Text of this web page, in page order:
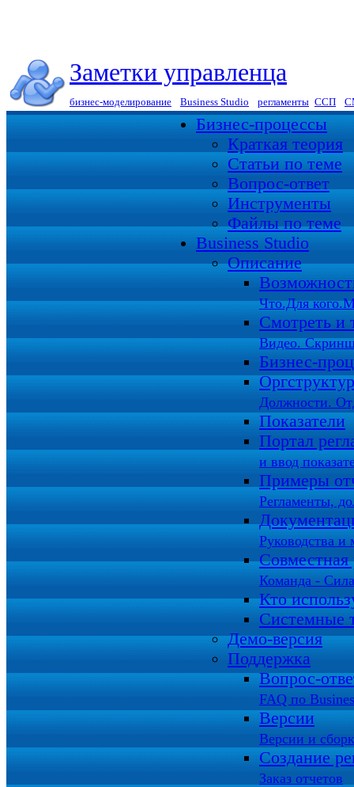
Заметки управленца
бизнес-моделирование Business Studio регламенты ССП
Бизнес-процессы
Краткая теория
Статьи по теме
Вопрос-ответ
Инструменты
Файлы по теме
Business Studio
Описание
Что.Для
Смотреть и
Видео.
Бизнес-
Должности.
Показатели
Портал
и ввод
Примеры
Регламенты,
Руководства и
Совместная
Команда -
Кто
Системные
Демо-версия
Поддержка
Вопрос-
FAQ по
Версии
Версии и
Создание
Заказ отчетов